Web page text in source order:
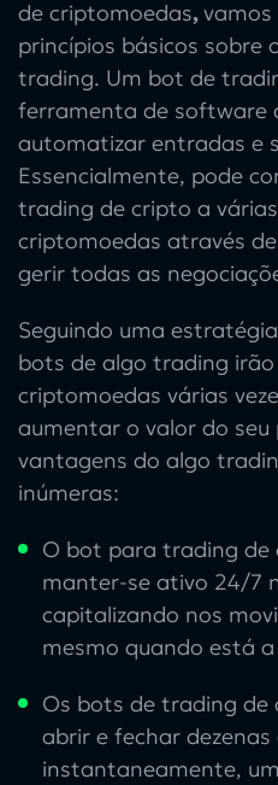
de criptomoedas,vamos
princípios básicos sobre
trading. Um bot de
ferramenta de software
automatizar entradas e
Essencialmente, pode
trading de cripto a
criptomoedas através
gerir todas as
Seguindo uma
bots de algo trading
criptomoedas várias
aumentar o valor do seu
vantagens do algo
inúmeras:
O bot para trading de
manter-se ativo 24/7
capitalizando nos
mesmo quando está
Os bots de trading de
abrir e fechar dezenas
instantaneamente,